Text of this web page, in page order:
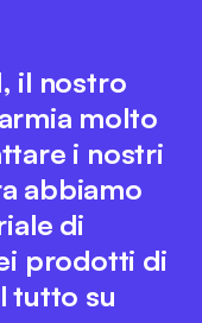
prodotto
Fashion
i
dei singoli
semplifica
il nostro
molto
i nostri
abbiamo
di
prodotti di
tutto su
della
alla base
una
tutti gli
i
tempo,
mantiene il
cliente e